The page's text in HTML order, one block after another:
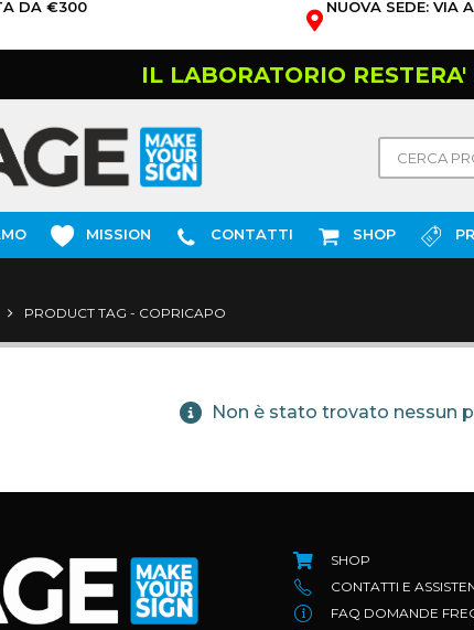
DA €300 NUOVA SEDE: VIA
IL LABORATORIO
MISSION CONTATTI SHOP
PRODUCT TAG - COPRICAPO
Non è stato trovato nessun
SHOP
CONTATTI E
FAQ DOMANDE